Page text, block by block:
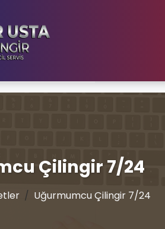
Çilingir 7/24
Uğurmumcu Çilingir 7/24